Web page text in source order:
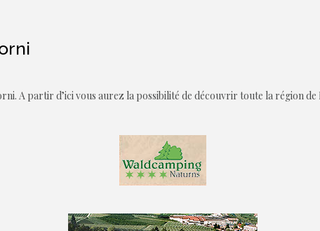
A partir d’ici vous aurez la possibilité de découvrir toute la région